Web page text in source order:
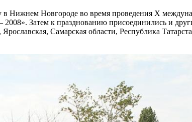
Нижнем Новгороде во время проведения Х
Затем к празднованию присоединились и
Самарская области, Республика